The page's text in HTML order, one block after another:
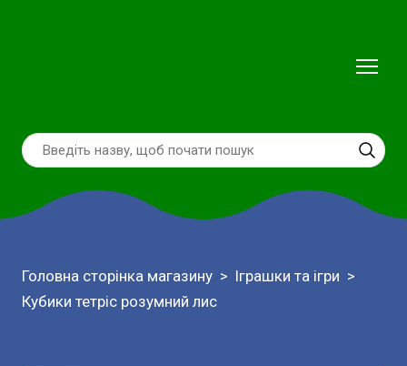
Головна сторінка магазину
Іграшки та ігри
Кубики тетріс розумний лис